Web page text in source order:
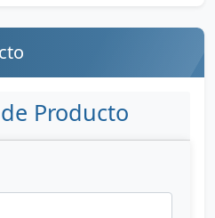
Producto